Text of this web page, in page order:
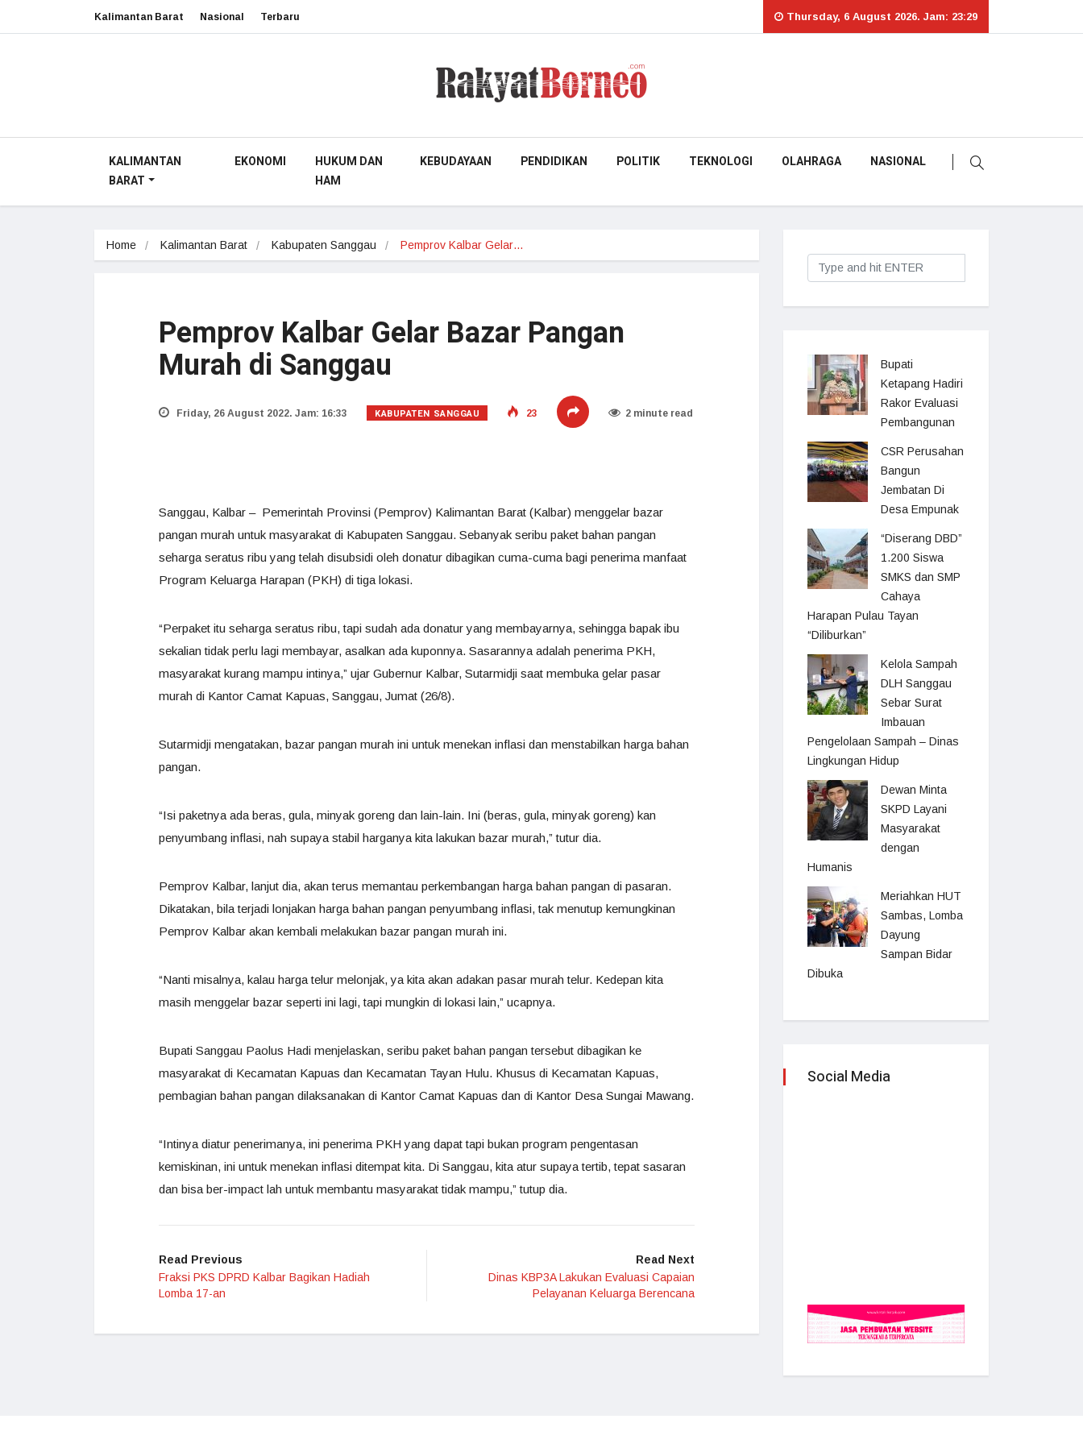
Kalimantan Barat Nasional Terbaru Thursday, 6 August 2026. Jam: 23:29
KALIMANTAN
BARAT
EKONOMI
HUKUM DAN
HAM
KEBUDAYAAN PENDIDIKAN POLITIK TEKNOLOGI OLAHRAGA NASIONAL
Home Kalimantan Barat Kabupaten Sanggau Pemprov Kalbar Gelar…
Pemprov Kalbar Gelar Bazar Pangan
Murah di Sanggau
Friday, 26 August 2022. Jam: 16:33 KABUPATEN SANGGAU 23 2 minute read
Sanggau, Kalbar – Pemerintah Provinsi (Pemprov) Kalimantan Barat (Kalbar) menggelar bazar
pangan murah untuk masyarakat di Kabupaten Sanggau. Sebanyak seribu paket bahan pangan
seharga seratus ribu yang telah disubsidi oleh donatur dibagikan cuma-cuma bagi penerima manfaat
Program Keluarga Harapan (PKH) di tiga lokasi.
“Perpaket itu seharga seratus ribu, tapi sudah ada donatur yang membayarnya, sehingga bapak ibu
sekalian tidak perlu lagi membayar, asalkan ada kuponnya. Sasarannya adalah penerima PKH,
masyarakat kurang mampu intinya,” ujar Gubernur Kalbar, Sutarmidji saat membuka gelar pasar
murah di Kantor Camat Kapuas, Sanggau, Jumat (26/8).
Sutarmidji mengatakan, bazar pangan murah ini untuk menekan inflasi dan menstabilkan harga bahan
pangan.
“Isi paketnya ada beras, gula, minyak goreng dan lain-lain. Ini (beras, gula, minyak goreng) kan
penyumbang inflasi, nah supaya stabil harganya kita lakukan bazar murah,” tutur dia.
Pemprov Kalbar, lanjut dia, akan terus memantau perkembangan harga bahan pangan di pasaran.
Dikatakan, bila terjadi lonjakan harga bahan pangan penyumbang inflasi, tak menutup kemungkinan
Pemprov Kalbar akan kembali melakukan bazar pangan murah ini.
“Nanti misalnya, kalau harga telur melonjak, ya kita akan adakan pasar murah telur. Kedepan kita
masih menggelar bazar seperti ini lagi, tapi mungkin di lokasi lain,” ucapnya.
Bupati Sanggau Paolus Hadi menjelaskan, seribu paket bahan pangan tersebut dibagikan ke
masyarakat di Kecamatan Kapuas dan Kecamatan Tayan Hulu. Khusus di Kecamatan Kapuas,
pembagian bahan pangan dilaksanakan di Kantor Camat Kapuas dan di Kantor Desa Sungai Mawang.
“Intinya diatur penerimanya, ini penerima PKH yang dapat tapi bukan program pengentasan
kemiskinan, ini untuk menekan inflasi ditempat kita. Di Sanggau, kita atur supaya tertib, tepat sasaran
dan bisa ber-impact lah untuk membantu masyarakat tidak mampu,” tutup dia.
Read Previous
Fraksi PKS DPRD Kalbar Bagikan Hadiah
Lomba 17-an
Read Next
Dinas KBP3A Lakukan Evaluasi Capaian
Pelayanan Keluarga Berencana
Bupati
Ketapang Hadiri
Rakor Evaluasi
Pembangunan
CSR Perusahan
Bangun
Jembatan Di
Desa Empunak
“Diserang DBD”
1.200 Siswa
SMKS dan SMP
Cahaya
Harapan Pulau Tayan
“Diliburkan”
Kelola Sampah
DLH Sanggau
Sebar Surat
Imbauan
Pengelolaan Sampah – Dinas
Lingkungan Hidup
Dewan Minta
SKPD Layani
Masyarakat
dengan
Humanis
Meriahkan HUT
Sambas, Lomba
Dayung
Sampan Bidar
Dibuka
Social Media